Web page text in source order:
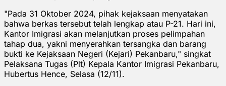
"Pada 31 Oktober 2024, pihak kejaksaan menyatakan
bahwa berkas tersebut telah lengkap atau P-21. Hari ini,
Kantor Imigrasi akan melanjutkan proses pelimpahan
tahap dua, yakni menyerahkan tersangka dan barang
bukti ke Kejaksaan Negeri (Kejari) Pekanbaru," singkat
Pelaksana Tugas (Plt) Kepala Kantor Imigrasi Pekanbaru,
Hubertus Hence, Selasa (12/11).